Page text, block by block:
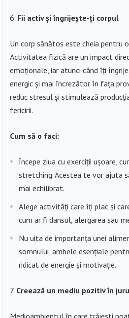
Fii activ și îngrijește-ți corpul
Un corp sănătos este cheia pentru
Activitatea fizică are un impact
emoționale, iar atunci când îți
energic și mai încrezător în fața
reduc stresul și stimulează
fericirii.
Cum să o faci:
Începe ziua cu exerciții ușoare,
stretching. Acestea te vor ajuta
mai echilibrat.
Alege activități care îți plac și
cum ar fi dansul, alergarea sau
Nu uita de importanța unei
somnului, ambele esențiale
ridicat de energie și motivație.
Creează un mediu pozitiv în
Medioambientul în care trăiești